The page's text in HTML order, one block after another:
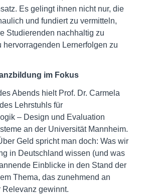
Es gelingt ihnen nicht nur, die
und fundiert zu vermitteln,
Studierenden nachhaltig zu
hervorragenden Lernerfolgen zu
im Fokus
Abends hielt Prof. Dr. Carmela
Lehrstuhls für
– Design und Evaluation
an der Universität Mannheim.
Geld spricht man doch: Was wir
in Deutschland wissen (und was
Einblicke in den Stand der
Thema, das zunehmend an
gewinnt.